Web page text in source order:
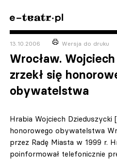
13.10.2006 Wersja do druku
Wrocław.
zrzekł się
obywatelstwa
Hrabia Wojciech Dzieduszycki
honorowego obywatelstwa
przez Radę Miasta w 1999 r.
poinformował telefonicznie